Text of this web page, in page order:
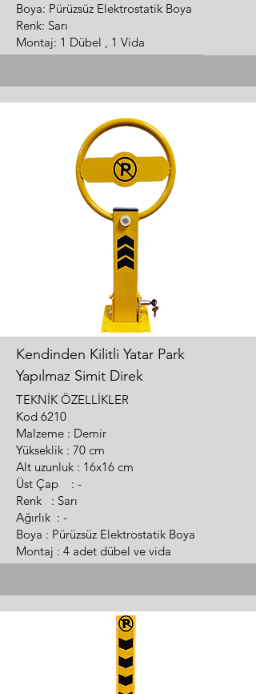
Boya: Pürüzsüz Elektrostatik Boya
Renk: Sarı
Montaj: 1 Dübel , 1 Vida
Kendinden Kilitli Yatar Park
Yapılmaz Simit Direk
TEKNİK ÖZELLİKLER
Kod 6210
Malzeme : Demir
Yükseklik : 70 cm
Alt uzunluk : 16x16 cm
Üst Çap : -
Renk : Sarı
Ağırlık : -
Boya : Pürüzsüz Elektrostatik Boya
Montaj : 4 adet dübel ve vida